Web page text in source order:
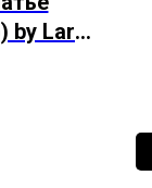
by Lara